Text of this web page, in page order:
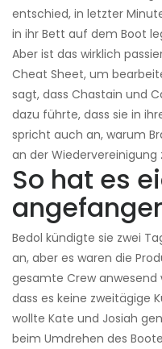
entschied, in letzter
in ihr Bett auf dem Boot
Aber ist das wirklich
Cheat Sheet, um
sagt, dass Chastain und
dazu führte, dass sie in
spricht auch an, warum
an der Wiedervereinigung
So hat es
Bedol kündigte sie zwei
an, aber es waren die
gesamte Crew anwesend
dass es keine zweitägige
wollte Kate und Josiah
beim Umdrehen des